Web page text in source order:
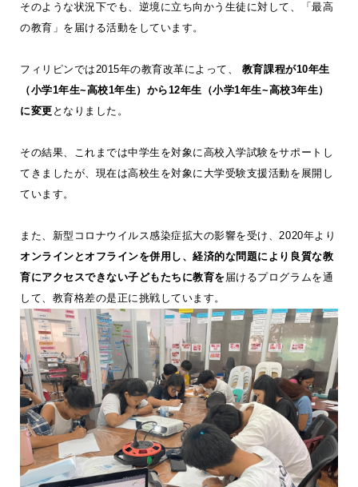
そのような状況下でも、逆境に立ち向かう生徒に対して、「最高
の教育」を届ける活動をしています。
フィリピンでは2015年の教育改革によって、 教育課程が10年生
（小学1年生~高校1年生）から12年生（小学1年生~高校3年生）
に変更 となりました。
その結果、これまでは中学生を対象に高校入学試験をサポートし
てきましたが、現在は高校生を対象に大学受験支援活動を展開し
ています。
また、新型コロナウイルス感染症拡大の影響を受け、2020年より
オンラインとオフラインを併用し、経済的な問題により良質な教
育にアクセスできない子どもたちに教育を届けるプログラムを通
して、教育格差の是正に挑戦しています。